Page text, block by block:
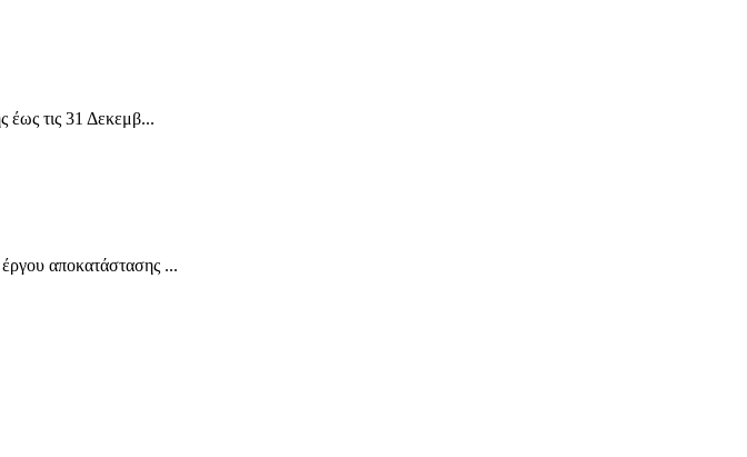
έως τις 31 Δεκεμβ...
αποκατάστασης ...